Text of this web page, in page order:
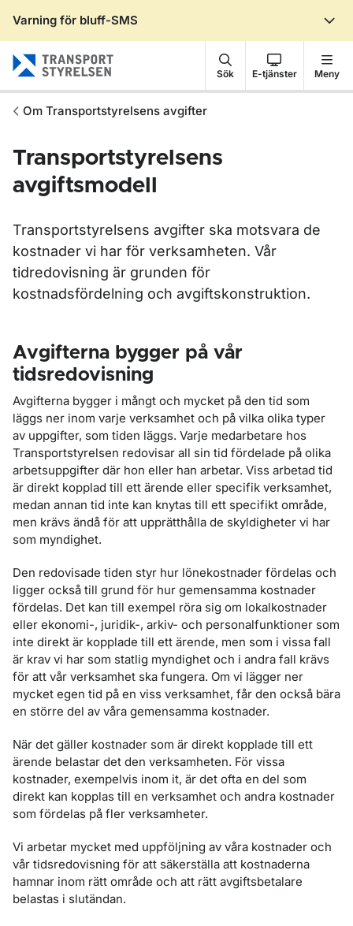
Varning för bluff-SMS
Sök E-tjänster Meny
Om Transportstyrelsens avgifter
Transportstyrelsens
avgiftsmodell
Transportstyrelsens avgifter ska motsvara de
kostnader vi har för verksamheten. Vår
tidredovisning är grunden för
kostnadsfördelning och avgiftskonstruktion.
Avgifterna bygger på vår
tidsredovisning
Avgifterna bygger i mångt och mycket på den tid som
läggs ner inom varje verksamhet och på vilka olika typer
av uppgifter, som tiden läggs. Varje medarbetare hos
Transportstyrelsen redovisar all sin tid fördelade på olika
arbetsuppgifter där hon eller han arbetar. Viss arbetad tid
är direkt kopplad till ett ärende eller specifik verksamhet,
medan annan tid inte kan knytas till ett specifikt område,
men krävs ändå för att upprätthålla de skyldigheter vi har
som myndighet.
Den redovisade tiden styr hur lönekostnader fördelas och
ligger också till grund för hur gemensamma kostnader
fördelas. Det kan till exempel röra sig om lokalkostnader
eller ekonomi-, juridik-, arkiv- och personalfunktioner som
inte direkt är kopplade till ett ärende, men som i vissa fall
är krav vi har som statlig myndighet och i andra fall krävs
för att vår verksamhet ska fungera. Om vi lägger ner
mycket egen tid på en viss verksamhet, får den också bära
en större del av våra gemensamma kostnader.
När det gäller kostnader som är direkt kopplade till ett
ärende belastar det den verksamheten. För vissa
kostnader, exempelvis inom it, är det ofta en del som
direkt kan kopplas till en verksamhet och andra kostnader
som fördelas på fler verksamheter.
Vi arbetar mycket med uppföljning av våra kostnader och
vår tidsredovisning för att säkerställa att kostnaderna
hamnar inom rätt område och att rätt avgiftsbetalare
belastas i slutändan.